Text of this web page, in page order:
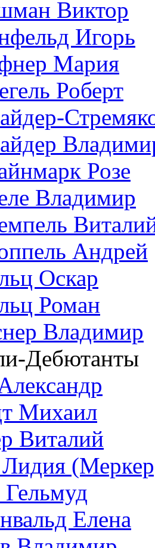
Виктор
Игорь
Мария
Роберт
Розe
Владимир
Андрей
Оскар
Роман
Владимир
Дебютанты
Михаил
Виталий
Лидия
Елена